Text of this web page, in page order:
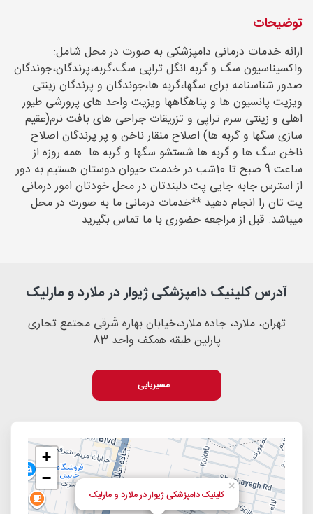
توضیحات
ارائه خدمات درمانی دامپزشکی به صورت در محل شامل:
واکسیناسیون سگ و گربه انگل تراپی سگ،گربه،پرندگان،جوندگان
صدور شناسنامه برای سگها،گربه ها،جوندگان و پرندگان زینتی
ویزیت پانسیون ها و پناهگاهها ویزیت واحد های پرورشی طیور
اهلی و زینتی سرم تراپی و تزریقات جراحی های بافت نرم(عقیم
سازی سگها و گربه ها) اصلاح منقار ناخن و پر پرندگان اصلاح
ناخن سگ ها و گربه ها شستشو سگها و گربه ها همه روزه از
ساعت 9 صبح تا 10شب در خدمت حیوان دوستان هستیم به دور
از استرس جابه جایی پت دلبندتان در محل خودتان امور درمانی
پت تان را انجام دهید **خدمات درمانی ما به صورت در محل
میباشد. قبل از مراجعه حضوری با ما تماس بگیرید
آدرس کلینیک دامپزشکی ژیوار در ملارد و مارلیک
تهران، ملارد، جاده ملارد،خیابان بهاره شَرقی مجتمع تجاری
پارلین طبقه همکف واحد 83
مسیریابی
کلینیک دامپزشکی ژیوار در ملارد و مارلیک
×
+
−